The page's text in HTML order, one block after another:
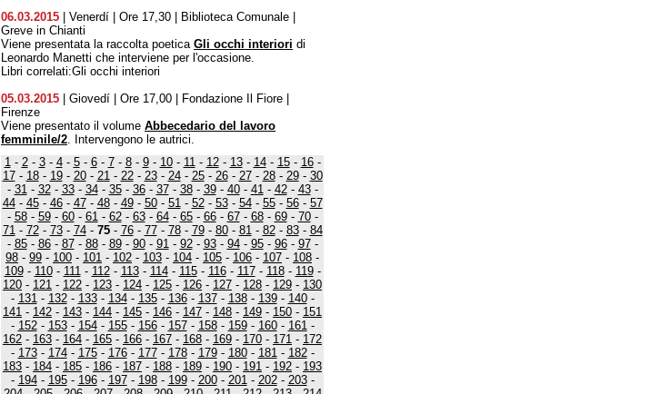
06.03.2015 | Venerdí | Ore 17,30 | Biblioteca Comunale |
Greve in Chianti
Viene presentata la raccolta poetica Gli occhi interiori di
Leonardo Manetti che interviene per l'occasione.
Libri correlati:Gli occhi interiori
05.03.2015 | Giovedí | Ore 17,00 | Fondazione Il Fiore |
Firenze
Viene presentato il volume Abbecedario del lavoro
femminile/2. Intervengono le autrici.
1- 2- 3- 4- 5- 6- 7- 8- 9- 10- 11- 12- 13- 14- 15- 16-
17- 18- 19- 20- 21- 22- 23- 24- 25- 26- 27- 28- 29- 30
- 31- 32- 33- 34- 35- 36- 37- 38- 39- 40- 41- 42- 43-
44- 45- 46- 47- 48- 49- 50- 51- 52- 53- 54- 55- 56- 57
- 58- 59- 60- 61- 62- 63- 64- 65- 66- 67- 68- 69- 70-
71- 72- 73- 74- 75- 76- 77- 78- 79- 80- 81- 82- 83- 84
- 85- 86- 87- 88- 89- 90- 91- 92- 93- 94- 95- 96- 97-
98 - 99 - 100 - 101 - 102 - 103 - 104 - 105 - 106 - 107 - 108 -
109- 110- 111- 112- 113- 114- 115- 116- 117- 118- 119-
120 - 121 - 122 - 123 - 124 - 125 - 126 - 127 - 128 - 129 - 130
- 131- 132- 133- 134- 135- 136- 137- 138- 139- 140-
141 - 142 - 143 - 144 - 145 - 146 - 147 - 148 - 149 - 150 - 151
- 152- 153- 154- 155- 156- 157- 158- 159- 160- 161-
162 - 163 - 164 - 165 - 166 - 167 - 168 - 169 - 170 - 171 - 172
- 173- 174- 175- 176- 177- 178- 179- 180- 181- 182-
183 - 184 - 185 - 186 - 187 - 188 - 189 - 190 - 191 - 192 - 193
- 194- 195- 196- 197- 198- 199- 200- 201- 202- 203-